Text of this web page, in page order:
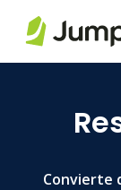
Convierte